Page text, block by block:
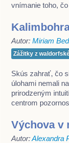
vnímanie toho,
Autor: Miriam
Zážitky z
Skús zahrať, čo
úlohami nemali
prirodzeným
centrom
Výchova v
Autor:Alexandra